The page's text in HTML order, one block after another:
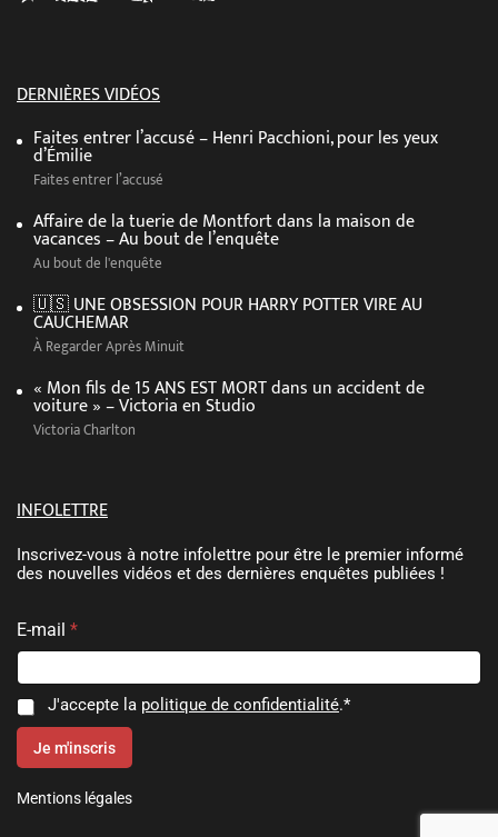
DERNIÈRES VIDÉOS
Faites entrer l’accusé – Henri Pacchioni, pour les yeux
d’Émilie
Faites entrer l’accusé
Affaire de la tuerie de Montfort dans la maison de
vacances – Au bout de l’enquête
Au bout de l'enquête
🇺🇸 UNE OBSESSION POUR HARRY POTTER VIRE AU
CAUCHEMAR
À Regarder Après Minuit
« Mon fils de 15 ANS EST MORT dans un accident de
voiture » – Victoria en Studio
Victoria Charlton
INFOLETTRE
Inscrivez-vous à notre infolettre pour être le premier informé
des nouvelles vidéos et des dernières enquêtes publiées !
C
o
s
e
n
t
m
e
n
E-mail *
C
o
s
e
n
J'accepte la politique de confidentialité.*
Je m'inscris
Mentions légales